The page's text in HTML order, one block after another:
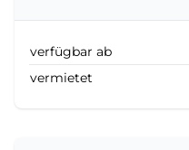
verfügbar ab
vermietet